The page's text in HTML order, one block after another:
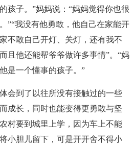
孩子。”妈妈说：“妈妈觉得你也很
”“我没有他勇敢，他自己在家能开
不敢自己开灯、关灯，还有我不
且他还能帮爷爷做许多事情”。“妈
是一个懂事的孩子。”
会到了以往所没有接触过的一些
成长，同时也能变得更勇敢与坚
村要到城里上学，因为车上不能
小胆儿留下，可是开开舍不得小